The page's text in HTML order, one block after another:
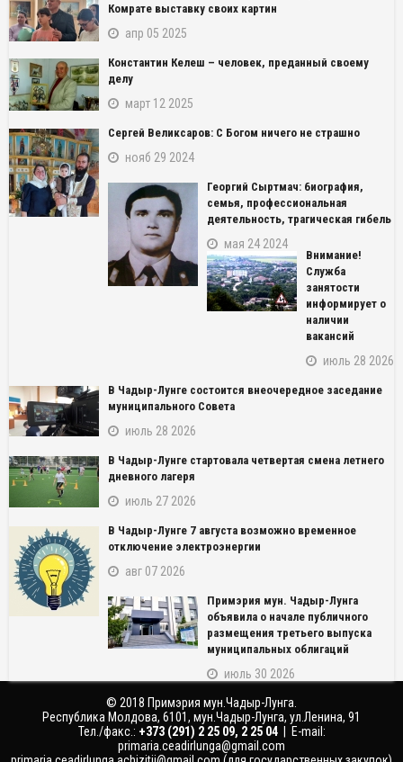
Комрате выставку своих картин
апр 05 2025
Константин Келеш – человек, преданный своему
делу
март 12 2025
Сергей Великсаров: С Богом ничего не страшно
нояб 29 2024
Георгий Сыртмач: биография,
семья, профессиональная
деятельность, трагическая гибель
мая 24 2024
Внимание!
Служба
занятости
информирует о
наличии
вакансий
июль 28 2026
В Чадыр-Лунге состоится внеочередное заседание
муниципального Совета
июль 28 2026
В Чадыр-Лунге стартовала четвертая смена летнего
дневного лагеря
июль 27 2026
В Чадыр-Лунге 7 августа возможно временное
отключение электроэнергии
авг 07 2026
Примэрия мун. Чадыр-Лунга
объявила о начале публичного
размещения третьего выпуска
муниципальных облигаций
июль 30 2026
© 2018 Примэрия мун.Чадыр-Лунга.
Республика Молдова, 6101, мун.Чадыр-Лунга, ул.Ленина, 91
Тел./факс.: ‎+373 (291) 2 25 09, 2 25 04| E-mail:
primaria.ceadirlunga@gmail.com
NAME_SOCIAL_FACEBOOK
NAME_SOCIAL_TWITTER
NAME_SOCIAL_PINTEREST